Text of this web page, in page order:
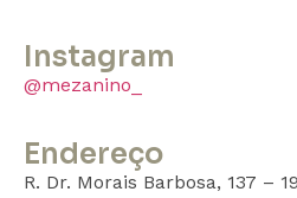
Instagram
@mezanino_
Endereço
R. Dr. Morais Barbosa, 137 –